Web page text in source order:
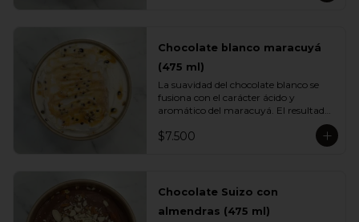
Chocolate blanco maracuyá
(475 ml)
La suavidad del chocolate blanco se
fusiona con el carácter ácido y
aromático del maracuyá. El resultado
sorprendentemente fresco. Una
mezcla tropical elegante perfecta para
$7.500
Chocolate Suizo con
almendras (475 ml)